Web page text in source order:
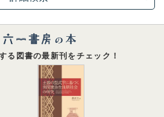
る図書の最新刊をチェック！